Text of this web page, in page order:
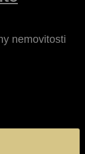
nemovitosti